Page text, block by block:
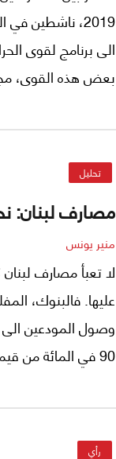
2019، ناشطين
الى برنامج لقوى
بعض هذه القوى،
الذي يعيشه
القوى لإنتاج قوة/
القوى المتحكمة
تحليل
مصارف لبنان:
منير يونس
لا تعبأ مصارف لبنان
عليها. فالبنوك،
وصول المودعين الى
90 في المائة من
رأي